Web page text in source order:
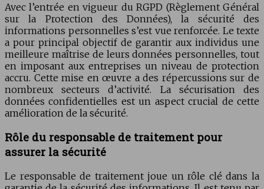
Avec l’entrée en vigueur du RGPD (Règlement Général
sur la Protection des Données), la sécurité des
informations personnelles s’est vue renforcée. Le texte
a pour principal objectif de garantir aux individus une
meilleure maîtrise de leurs données personnelles, tout
en imposant aux entreprises un niveau de protection
accru. Cette mise en œuvre a des répercussions sur de
nombreux secteurs d’activité. La sécurisation des
données confidentielles est un aspect crucial de cette
amélioration de la sécurité.
Rôle du responsable de traitement pour
assurer la sécurité
Le responsable de traitement joue un rôle clé dans la